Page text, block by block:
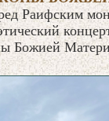
Раифским
Божией